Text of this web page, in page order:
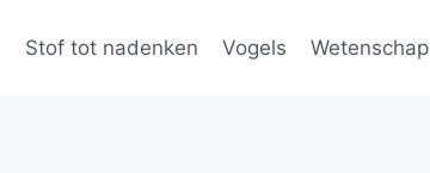
Stof tot nadenken Vogels Wetenschap